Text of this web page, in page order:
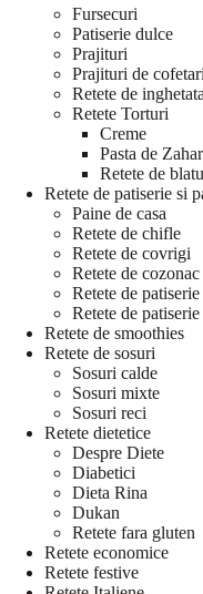
Fursecuri
Patiserie dulce
Prajituri
Prajituri de
Retete de
Retete Torturi
Creme
Pasta de Zahar
Retete de
Retete de patiserie si
Paine de casa
Retete de chifle
Retete de covrigi
Retete de cozonac
Retete de
Retete de patiserie
Retete de smoothies
Retete de sosuri
Sosuri calde
Sosuri mixte
Sosuri reci
Retete dietetice
Despre Diete
Diabetici
Dieta Rina
Dukan
Retete fara gluten
Retete economice
Retete festive